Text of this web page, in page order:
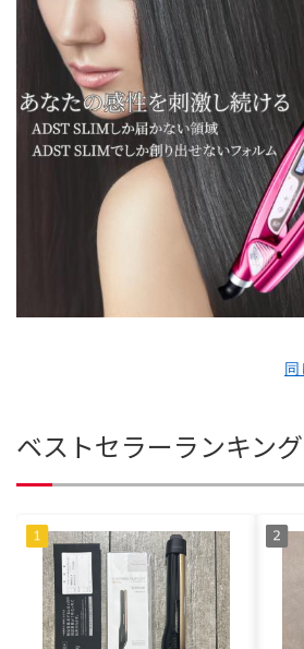
同
ベストセラーランキン